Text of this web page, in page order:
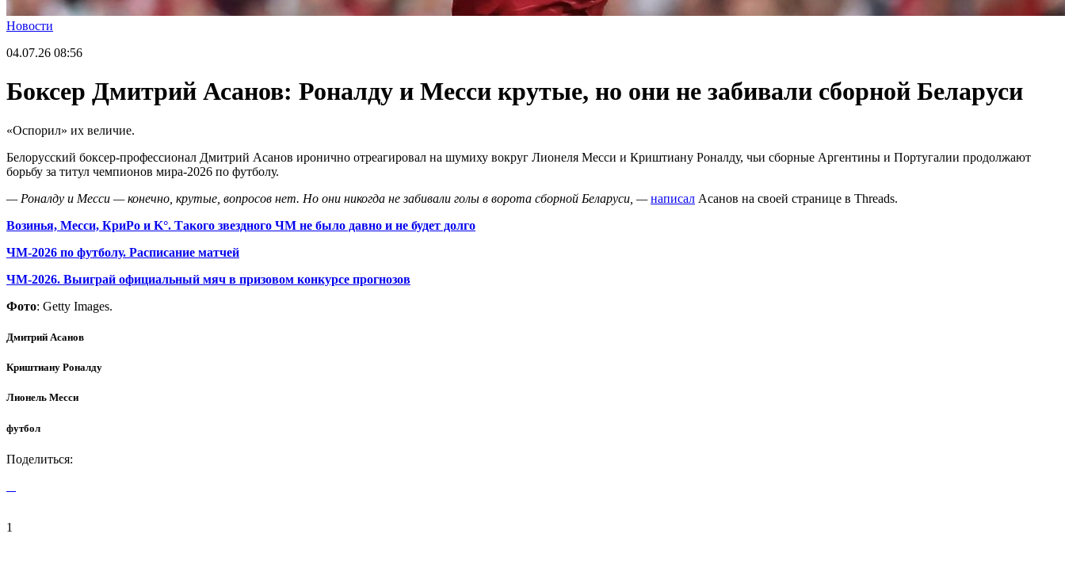
Новости
04.07.26 08:56
Боксер Дмитрий Асанов: Роналду и Месси крутые, но они не забивали сборной Беларуси
«Оспорил» их величие.
Белорусский боксер-профессионал Дмитрий Асанов иронично отреагировал на шумиху вокруг Лионеля Месси и Криштиану Роналду, чьи сборные Аргентины и Португалии продолжают
борьбу за титул чемпионов мира-2026 по футболу.
— Роналду и Месси — конечно, крутые, вопросов нет. Но они никогда не забивали голы в ворота сборной Беларуси, — написал Асанов на своей странице в Threads.
Возинья, Месси, КриРо и K°. Такого звездного ЧМ не было давно и не будет долго
ЧМ-2026 по футболу. Расписание матчей
ЧМ-2026. Выиграй официальный мяч в призовом конкурсе прогнозов
Фото: Getty Images.
Дмитрий Асанов
Криштиану Роналду
Лионель Месси
футбол
Поделиться:
1